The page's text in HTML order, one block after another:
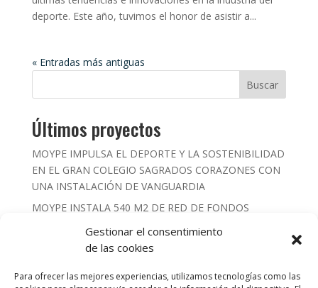
Gestionar el consentimiento
de las cookies
Para ofrecer las mejores experiencias, utilizamos tecnologías como las
deporte. Este año, tuvimos el honor de asistir a...
« Entradas más antiguas
Buscar
Últimos proyectos
MOYPE IMPULSA EL DEPORTE Y LA SOSTENIBILIDAD
EN EL GRAN COLEGIO SAGRADOS CORAZONES CON
UNA INSTALACIÓN DE VANGUARDIA
MOYPE INSTALA 540 M2 DE RED DE FONDOS
EMBLEMÁTICO CAMPO DE RUGBY DE
PARACUELLLOS DEL JARAMA
REVOLUCIÓN SOBRE LA PISTA: Estrenamos 685 m² de